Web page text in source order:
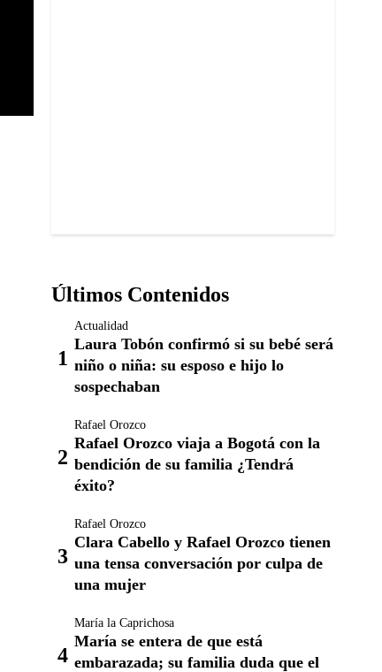
Últimos Contenidos
Actualidad
Laura Tobón confirmó si su bebé será
niño o niña: su esposo e hijo lo
sospechaban
Rafael Orozco
Rafael Orozco viaja a Bogotá con la
bendición de su familia ¿Tendrá
éxito?
Rafael Orozco
Clara Cabello y Rafael Orozco tienen
una tensa conversación por culpa de
una mujer
María la Caprichosa
María se entera de que está
embarazada; su familia duda que el